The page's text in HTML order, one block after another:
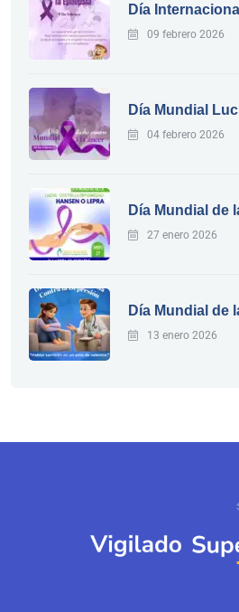
Día
09 febrero 2026
Día Mundial
04 febrero 2026
Día Mundial de
27 enero 2026
Día Mundial de
13 enero 2026